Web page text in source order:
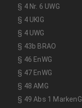
§ 4 Nr. 6 UWG
§ 4 UKlG
§ 4 UWG
§ 43b BRAO
§ 46 EnWG
§ 47 EnWG
§ 48 AMG
§ 49 Abs 1 MarkenG